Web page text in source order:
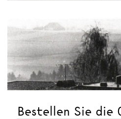
Bestellen Sie die